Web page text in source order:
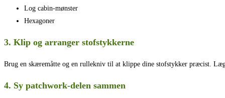
Log cabin-mønster
Hexagoner
3. Klip og arranger stofstykkerne
Brug en skæremåtte og en rullekniv til at klippe dine stofstykker præcist.
4. Sy patchwork-delen sammen